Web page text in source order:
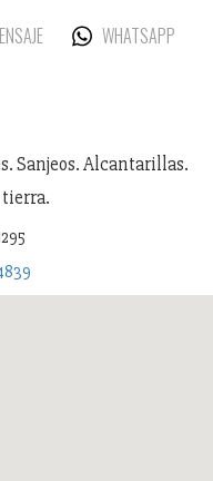
WHATSAPP
Sanjeos. Alcantarillas.
tierra.